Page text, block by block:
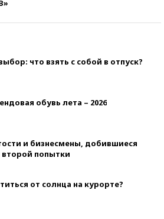
что взять с собой в отпуск?
обувь лета – 2026
и бизнесмены, добившиеся
второй попытки
от солнца на курорте?